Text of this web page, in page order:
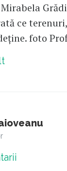
ce
foto